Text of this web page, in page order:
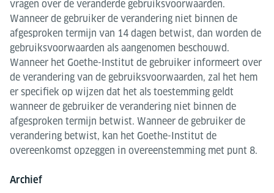
vragen over de veranderde gebruiksvoorwaarden.
Wanneer de gebruiker de verandering niet binnen de
afgesproken termijn van 14 dagen betwist, dan worden de
gebruiksvoorwaarden als aangenomen beschouwd.
Wanneer het Goethe-Institut de gebruiker informeert over
de verandering van de gebruiksvoorwaarden, zal het hem
er specifiek op wijzen dat het als toestemming geldt
wanneer de gebruiker de verandering niet binnen de
afgesproken termijn betwist. Wanneer de gebruiker de
verandering betwist, kan het Goethe-Institut de
overeenkomst opzeggen in overeenstemming met punt 8.
Archief